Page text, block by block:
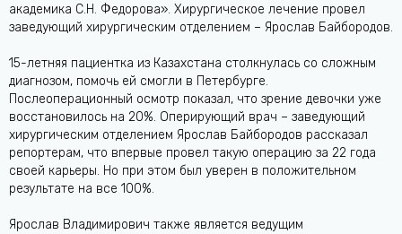
академика С.Н. Федорова». Хирургическое лечение провел
заведующий хирургическим отделением – Ярослав Байбородов.
15-летняя пациентка из Казахстана столкнулась со сложным
диагнозом, помочь ей смогли в Петербурге.
Послеоперационный осмотр показал, что зрение девочки уже
восстановилось на 20%. Оперирующий врач – заведующий
хирургическим отделением Ярослав Байбородов рассказал
репортерам, что впервые провел такую операцию за 22 года
своей карьеры. Но при этом был уверен в положительном
результате на все 100%.
Ярослав Владимирович также является ведущим